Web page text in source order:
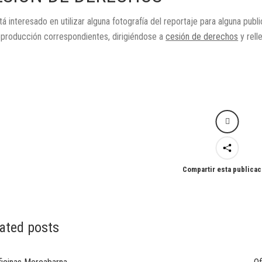
interesado en utilizar alguna fotografía del reportaje para alguna
correspondientes, dirigiéndose acesión de derechos y
Compartir esta
posts